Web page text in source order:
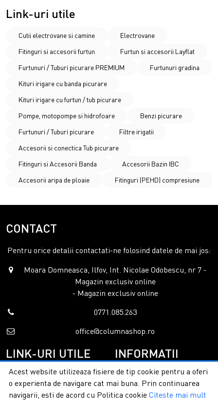
Durabilitatea Capacelor de Camin si
Importanta Intretinerii Sistemului
Oricecamin electrovaneeste expus constant intemperiilor,
de aceea folosirea unorcapace camintratat impotriva
casarea materialului. Acestecutii electrovaneprofesionale
sunt dotate cu sisteme de inchidere sigure, uneori prevazute
cu surub antivandalism, pentru a impiedica accesul
irigatiicomplet, facilitezi golirea sistemului pe timp de
iarna si verificarea periodica a filtrelor daor prin
capace camin
reduce costurile de reparatie pe termen lung, mentinand
electrovanele intr-un mediu curat si uscat. Descopera acum
Link-uri utile
Cutii electrovane si camine
Electrovane
Fitinguri si accesorii furtun
Furtun si accesorii Layflat
Furtunuri / Tuburi picurare PREMIUM
Furtunuri gradina
Kituri irigare cu banda picurare
Kituri irigare cu furtun / tub picurare
Pompe, motopompe si hidrofoare
Benzi picurare
Furtunuri / Tuburi picurare
Filtre irigatii
Accesorii si conectica Tub picurare
Fitinguri si Accesorii Banda
Accesorii Bazin IBC
Accesorii aripa de ploaie
Fitinguri (PEHD) compresiune
CONTACT
Pentru orice detalii contactati-ne folosind datele de mai jos:
Moara Domneasca, Ilfov, Int. Nicolae Odobescu, nr 7 -
Magazin exclusiv online
- Magazin exclusiv online
0771.085.263
office@columnashop.ro
LINK-URI UTILE
Acasa
Despre noi
Categorii
INFORMATII
Garantie si service
Detalii livrare
Confidentialitate
Acest website utilizeaza fisiere de tip cookie pentru a oferi
o experienta de navigare cat mai buna. Prin continuarea
navigarii, esti de acord cu Politica cookie Citeste mai mult